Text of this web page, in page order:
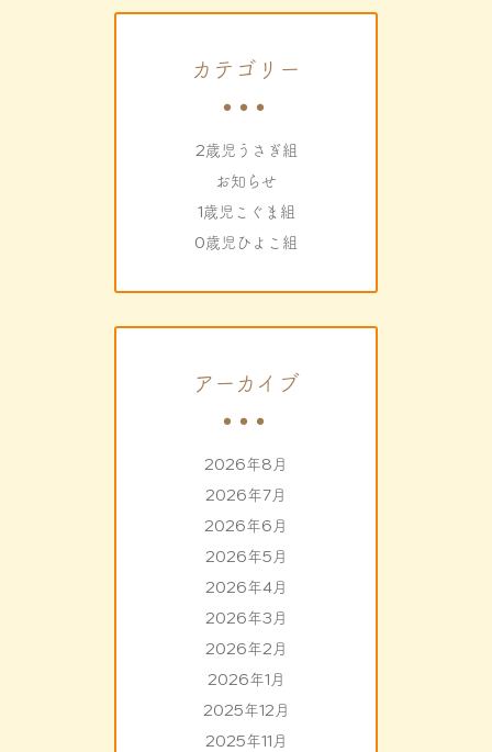
カテゴリー
2歳児うさぎ組
お知らせ
1歳児こぐま組
0歳児ひよこ組
アーカイブ
2026年8月
2026年7月
2026年6月
2026年5月
2026年4月
2026年3月
2026年2月
2026年1月
2025年12月
2025年11月